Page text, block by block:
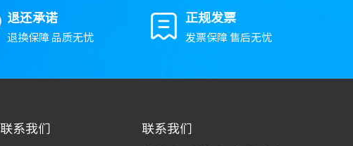
退还承诺
退换保障 品质无忧
正规发票
发票保障 售后无忧
联系我们 联系我们